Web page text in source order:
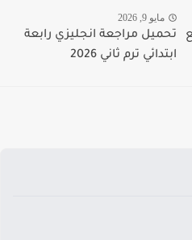
مايو 9, 2026
تحميل مراجعة انجليزي رابعة
ابتدائي ترم ثاني 2026